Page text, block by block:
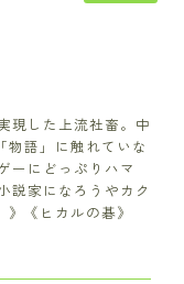
現した上流社畜。中
物語」に触れていな
ーにどっぷりハマ
説家になろうやカク
《ヒカルの碁》